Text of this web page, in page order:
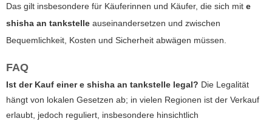
Das gilt insbesondere für Käuferinnen und Käufer, die sich mit e
shisha an tankstelle auseinandersetzen und zwischen
Bequemlichkeit, Kosten und Sicherheit abwägen müssen.
FAQ
Ist der Kauf einer e shisha an tankstelle legal? Die Legalität
hängt von lokalen Gesetzen ab; in vielen Regionen ist der Verkauf
erlaubt, jedoch reguliert, insbesondere hinsichtlich